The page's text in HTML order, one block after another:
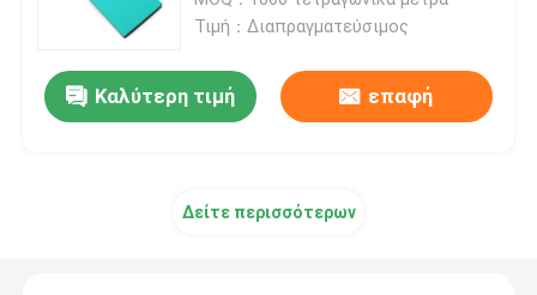
Προκατασκευασμένη τρέχοντας διαδρομή
Τιμή：Διαπραγματεύσιμος
Καλύτερη τιμή επαφή
Δείτε περισσότερων